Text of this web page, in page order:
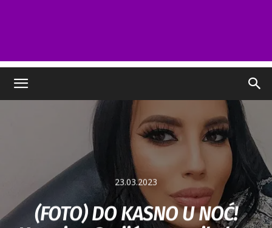
23.03.2023
(FOTO) DO KASNO U NOĆ!